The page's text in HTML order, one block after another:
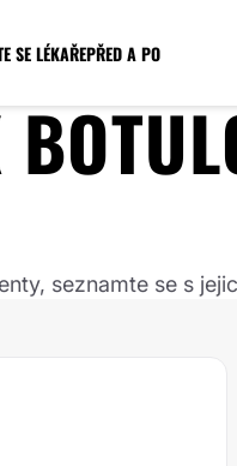
SE LÉKAŘEPŘED A PO
seznamte se s